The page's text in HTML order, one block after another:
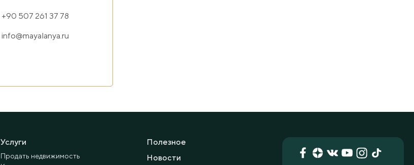
+90 507 261 37 78
info@mayalanya.ru
Услуги
Продать недвижимость
Полезное
Новости